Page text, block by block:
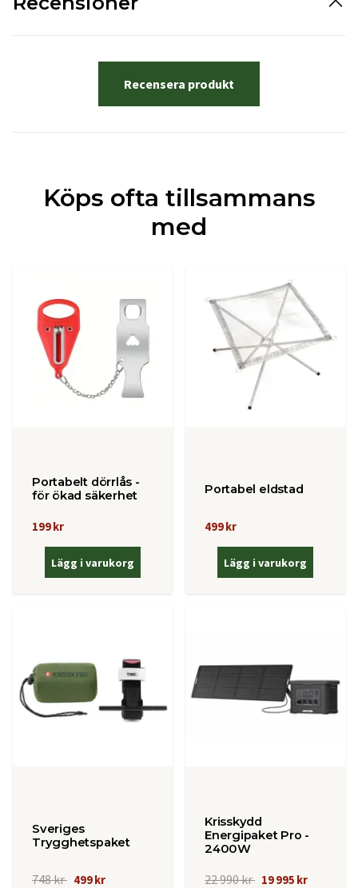
Recensera produkt
Köps ofta tillsammans
med
Portabelt dörrlås -
för ökad säkerhet
199 kr
Lägg i varukorg
Portabel eldstad
499 kr
Lägg i varukorg
Sveriges
Trygghetspaket
748 kr 499 kr
Krisskydd
Energipaket Pro -
2400W
22 990 kr 19 995 kr